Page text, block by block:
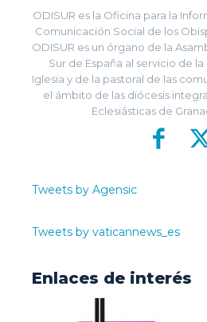
ODISUR es la Oficina para la
Comunicación Social de los
ODISUR es un órgano de la
Sur de España al servicio de
Iglesia y de la pastoral de las
el ámbito de las diócesis
Eclesiásticas de
Tweets by Agensic
Tweets by vaticannews_es
Enlaces de interés